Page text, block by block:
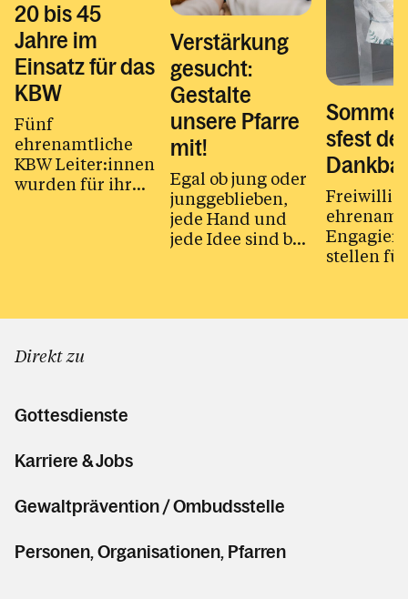
20 bis 45
Jahre im
Einsatz für das
KBW
Fünf
ehrenamtliche
KBW Leiter:innen
wurden für ihr
Verstärkung
gesucht:
Gestalte
unsere Pfarre
mit!
Egal ob jung oder
junggeblieben,
jede Hand und
jede Idee sind bei
sfest der
Freiwillig
stellen
Reichtum
Direkt zu
Gottesdienste
Karriere & Jobs
Gewaltprävention / Ombudsstelle
Personen, Organisationen, Pfarren